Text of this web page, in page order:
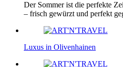
Der Sommer ist die perfekte
– frisch gewürzt und perfekt
Luxus in Olivenhainen